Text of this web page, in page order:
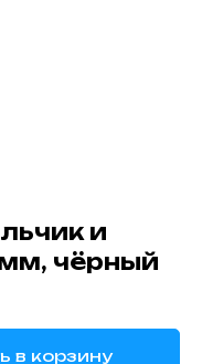
и
чёрный
в корзину